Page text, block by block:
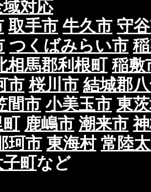
対応
取手市 牛久市 守
つくばみらい市
相馬郡利根町 稲敷
市 桜川市 結城郡
間市 小美玉市 東
鹿嶋市 潮来市
珂市 東海村 常陸
町など